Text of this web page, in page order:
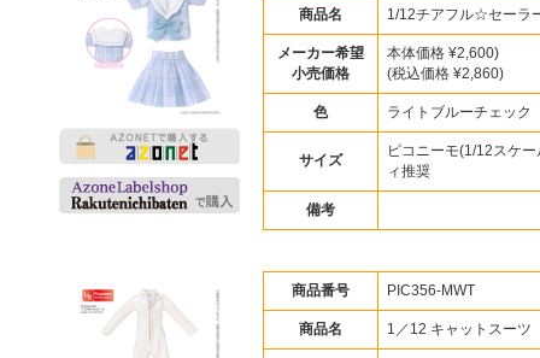
商品名 1/12チアフル☆セーラ
メーカー希望
小売価格
本体価格 ¥2,600)
(税込価格 ¥2,860)
色 ライトブルーチェック
サイズ
ピコニーモ(1/12スケ
ィ推奨
備考
商品番号 PIC356-MWT
商品名 1／12 キャットスーツ